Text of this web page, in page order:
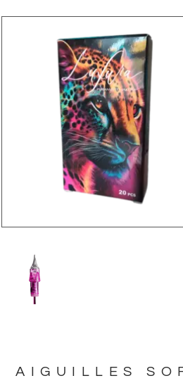
AIGUILLES